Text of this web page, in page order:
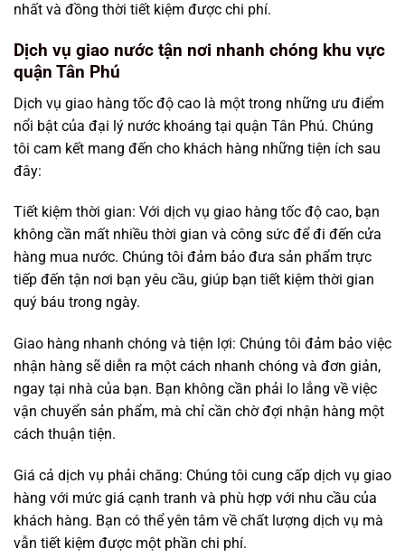
nhất và đồng thời tiết kiệm được chi phí.
Dịch vụ giao nước tận nơi nhanh chóng khu vực
quận Tân Phú
Dịch vụ giao hàng tốc độ cao là một trong những ưu điểm
nổi bật của đại lý nước khoáng tại quận Tân Phú. Chúng
tôi cam kết mang đến cho khách hàng những tiện ích sau
đây:
Tiết kiệm thời gian: Với dịch vụ giao hàng tốc độ cao, bạn
không cần mất nhiều thời gian và công sức để đi đến cửa
hàng mua nước. Chúng tôi đảm bảo đưa sản phẩm trực
tiếp đến tận nơi bạn yêu cầu, giúp bạn tiết kiệm thời gian
quý báu trong ngày.
Giao hàng nhanh chóng và tiện lợi: Chúng tôi đảm bảo việc
nhận hàng sẽ diễn ra một cách nhanh chóng và đơn giản,
ngay tại nhà của bạn. Bạn không cần phải lo lắng về việc
vận chuyển sản phẩm, mà chỉ cần chờ đợi nhận hàng một
cách thuận tiện.
Giá cả dịch vụ phải chăng: Chúng tôi cung cấp dịch vụ giao
hàng với mức giá cạnh tranh và phù hợp với nhu cầu của
khách hàng. Bạn có thể yên tâm về chất lượng dịch vụ mà
vẫn tiết kiệm được một phần chi phí.